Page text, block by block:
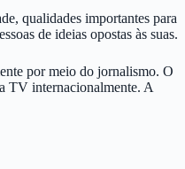
qualidades importantes para
de ideias opostas às suas.
por meio do jornalismo. O
TV internacionalmente. A